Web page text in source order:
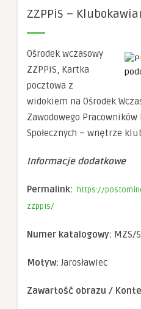
ZZPPiS –
Ośrodek wczasowy
ZZPPiS, Kartka
pocztowa z
widokiem na Ośrodek
Zawodowego Pracowników
Społecznych – wnętrze
Informacje dodatkowe
Permalink:
https://
zzppis/
Numer katalogowy: MZS/
Motyw: Jarosławiec
Zawartość obrazu /
nie są
one potrzebne
funkcjonowania
strony
Statystyka
Abyśmy mogli
poprawić
i strukturę
na podstawie
tego, jak
strona jest
Doświadczenie
internetowa